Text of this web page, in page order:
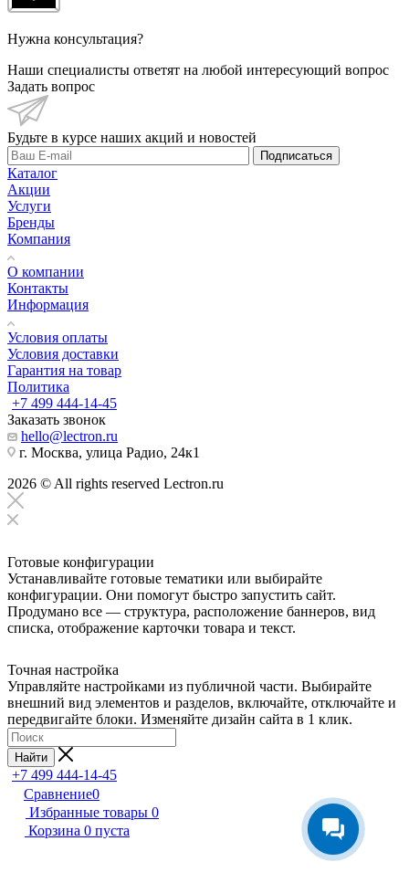
Нужна консультация?
Наши специалисты ответят на любой интересующий вопрос
Задать вопрос
Будьте в курсе наших акций и новостей
Подписаться
Каталог
Акции
Услуги
Бренды
Компания
О компании
Контакты
Информация
Условия оплаты
Условия доставки
Гарантия на товар
Политика
+7 499 444-14-45
Заказать звонок
hello@lectron.ru
г. Москва, улица Радио, 24к1
2026 © All rights reserved Lectron.ru
Готовые конфигурации
Устанавливайте готовые тематики или выбирайте
конфигурации. Они помогут быстро запустить сайт.
Продумано все — структура, расположение баннеров, вид
списка, отображение карточки товара и текст.
Точная настройка
Управляйте настройками из публичной части. Выбирайте
внешний вид элементов и разделов, включайте, отключайте и
передвигайте блоки. Изменяйте дизайн сайта в 1 клик.
Найти
+7 499 444-14-45
Сравнение0
Избранные товары 0
Корзина 0 пуста